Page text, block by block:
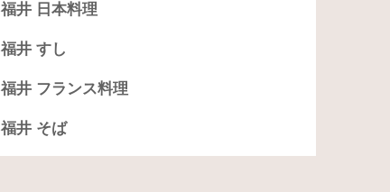
福井 日本料理
福井 すし
福井 フランス料理
福井 そば